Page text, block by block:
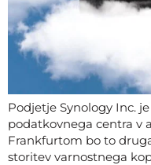
Podjetje Synology Inc.
podatkovnega centra v
Frankfurtom bo to
storitev varnostnega